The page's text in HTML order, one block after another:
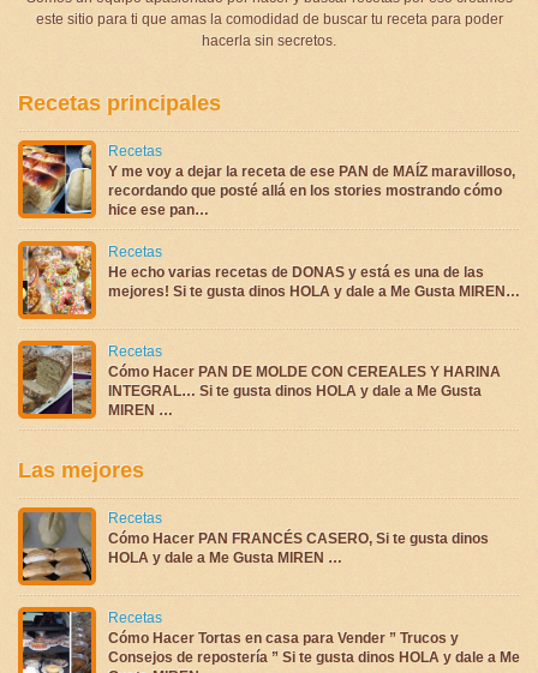
este sitio para ti que amas la comodidad de buscar tu receta para poder
hacerla sin secretos.
Recetas principales
Recetas
Y me voy a dejar la receta de ese PAN de MAÍZ maravilloso,
recordando que posté allá en los stories mostrando cómo
hice ese pan…
Recetas
He echo varias recetas de DONAS y está es una de las
mejores! Si te gusta dinos HOLA y dale a Me Gusta MIREN…
Recetas
Cómo Hacer PAN DE MOLDE CON CEREALES Y HARINA
INTEGRAL… Si te gusta dinos HOLA y dale a Me Gusta
MIREN …
Las mejores
Recetas
Cómo Hacer PAN FRANCÉS CASERO, Si te gusta dinos
HOLA y dale a Me Gusta MIREN …
Recetas
Cómo Hacer Tortas en casa para Vender ” Trucos y
Consejos de repostería ” Si te gusta dinos HOLA y dale a Me